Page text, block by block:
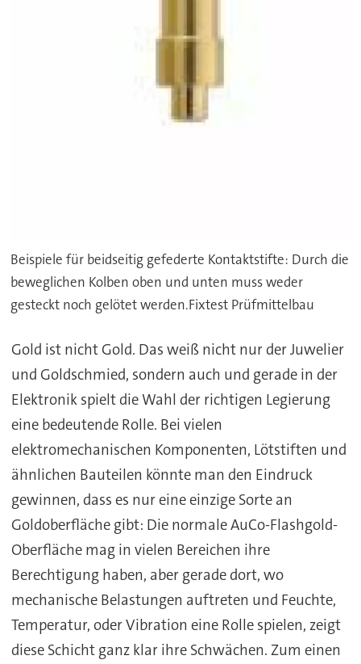
Beispiele für beidseitig gefederte Kontaktstifte: Durch die
beweglichen Kolben oben und unten muss weder
gesteckt noch gelötet werden.Fixtest Prüfmittelbau
Gold ist nicht Gold. Das weiß nicht nur der Juwelier
und Goldschmied, sondern auch und gerade in der
Elektronik spielt die Wahl der richtigen Legierung
eine bedeutende Rolle. Bei vielen
elektromechanischen Komponenten, Lötstiften und
ähnlichen Bauteilen könnte man den Eindruck
gewinnen, dass es nur eine einzige Sorte an
Goldoberfläche gibt: Die normale AuCo-Flashgold-
Oberfläche mag in vielen Bereichen ihre
Berechtigung haben, aber gerade dort, wo
mechanische Belastungen auftreten und Feuchte,
Temperatur, oder Vibration eine Rolle spielen, zeigt
diese Schicht ganz klar ihre Schwächen. Zum einen